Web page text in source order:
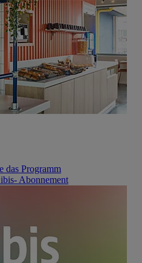
das Programm
Abonnement